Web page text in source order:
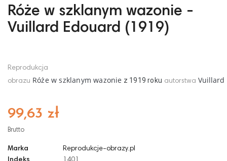
Róże w szklanym wazonie -
Vuillard Edouard (1919)
Reprodukcja
obrazu Róże w szklanym wazonie z 1919 roku autorstwaVuillard
99,63 zł
Brutto
Marka
Reprodukcje-obrazy.pl